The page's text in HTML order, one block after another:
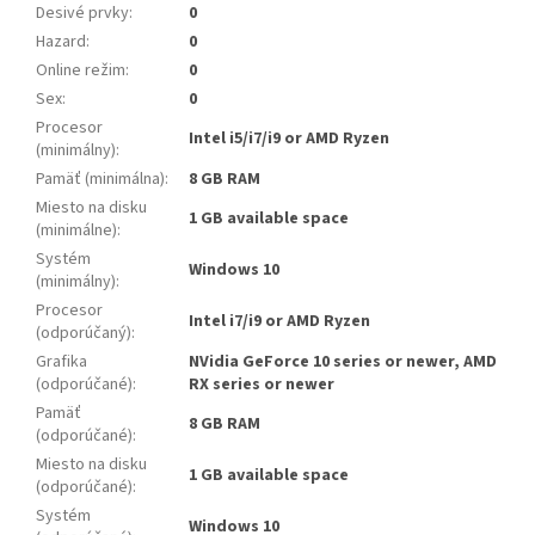
Desivé prvky:
0
Hazard:
0
Online režim:
0
Sex:
0
Procesor
(minimálny):
Intel i5/i7/i9 or AMD Ryzen
Pamäť (minimálna):
8 GB RAM
Miesto na disku
(minimálne):
1 GB available space
Systém
(minimálny):
Windows 10
Procesor
(odporúčaný):
Intel i7/i9 or AMD Ryzen
Grafika
(odporúčané):
NVidia GeForce 10 series or newer, AMD
RX series or newer
Pamäť
(odporúčané):
8 GB RAM
Miesto na disku
(odporúčané):
1 GB available space
Systém
Windows 10